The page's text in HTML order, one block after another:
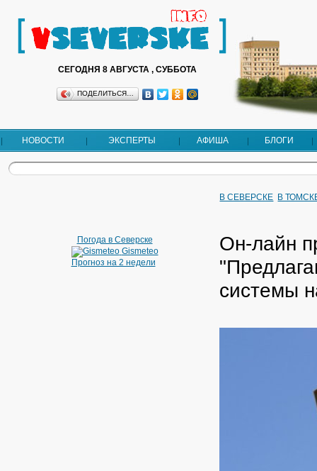
СЕГОДНЯ 8 АВГУСТА , СУББОТА
ПОДЕЛИТЬСЯ…
НОВОСТИ ЭКСПЕРТЫ АФИША БЛОГИ
Погода в Северске
Gismeteo
Прогноз на 2 недели
В СЕВЕРСКЕ В
Он-лайн
системы